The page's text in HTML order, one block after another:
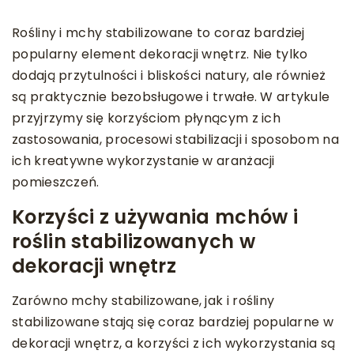
Rośliny i mchy stabilizowane to coraz bardziej
popularny element dekoracji wnętrz. Nie tylko
dodają przytulności i bliskości natury, ale również
są praktycznie bezobsługowe i trwałe. W artykule
przyjrzymy się korzyściom płynącym z ich
zastosowania, procesowi stabilizacji i sposobom na
ich kreatywne wykorzystanie w aranżacji
pomieszczeń.
Korzyści z używania mchów i
roślin stabilizowanych w
dekoracji wnętrz
Zarówno mchy stabilizowane, jak i rośliny
stabilizowane stają się coraz bardziej popularne w
dekoracji wnętrz, a korzyści z ich wykorzystania są